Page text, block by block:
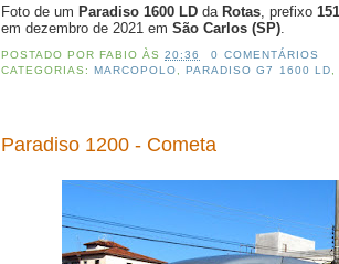
Foto de um Paradiso 1600 LD da Rotas, prefixo
em dezembro de 2021 em São Carlos (SP).
POSTADO PORFABIO ÀS20:36
0 COMENTÁRIOS
CATEGORIAS:MARCOPOLO,PARADISO G7 1600 LD,
Paradiso 1200 - Cometa